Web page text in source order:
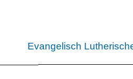
Evangelisch